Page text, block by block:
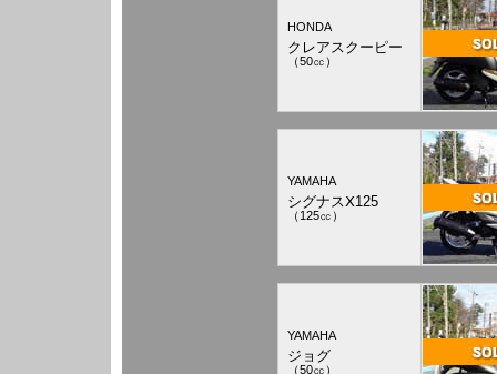
HONDA
クレアスクーピー
（50㏄）
YAMAHA
シグナスⅩ125
（125㏄）
YAMAHA
ジョグ
（50㏄）